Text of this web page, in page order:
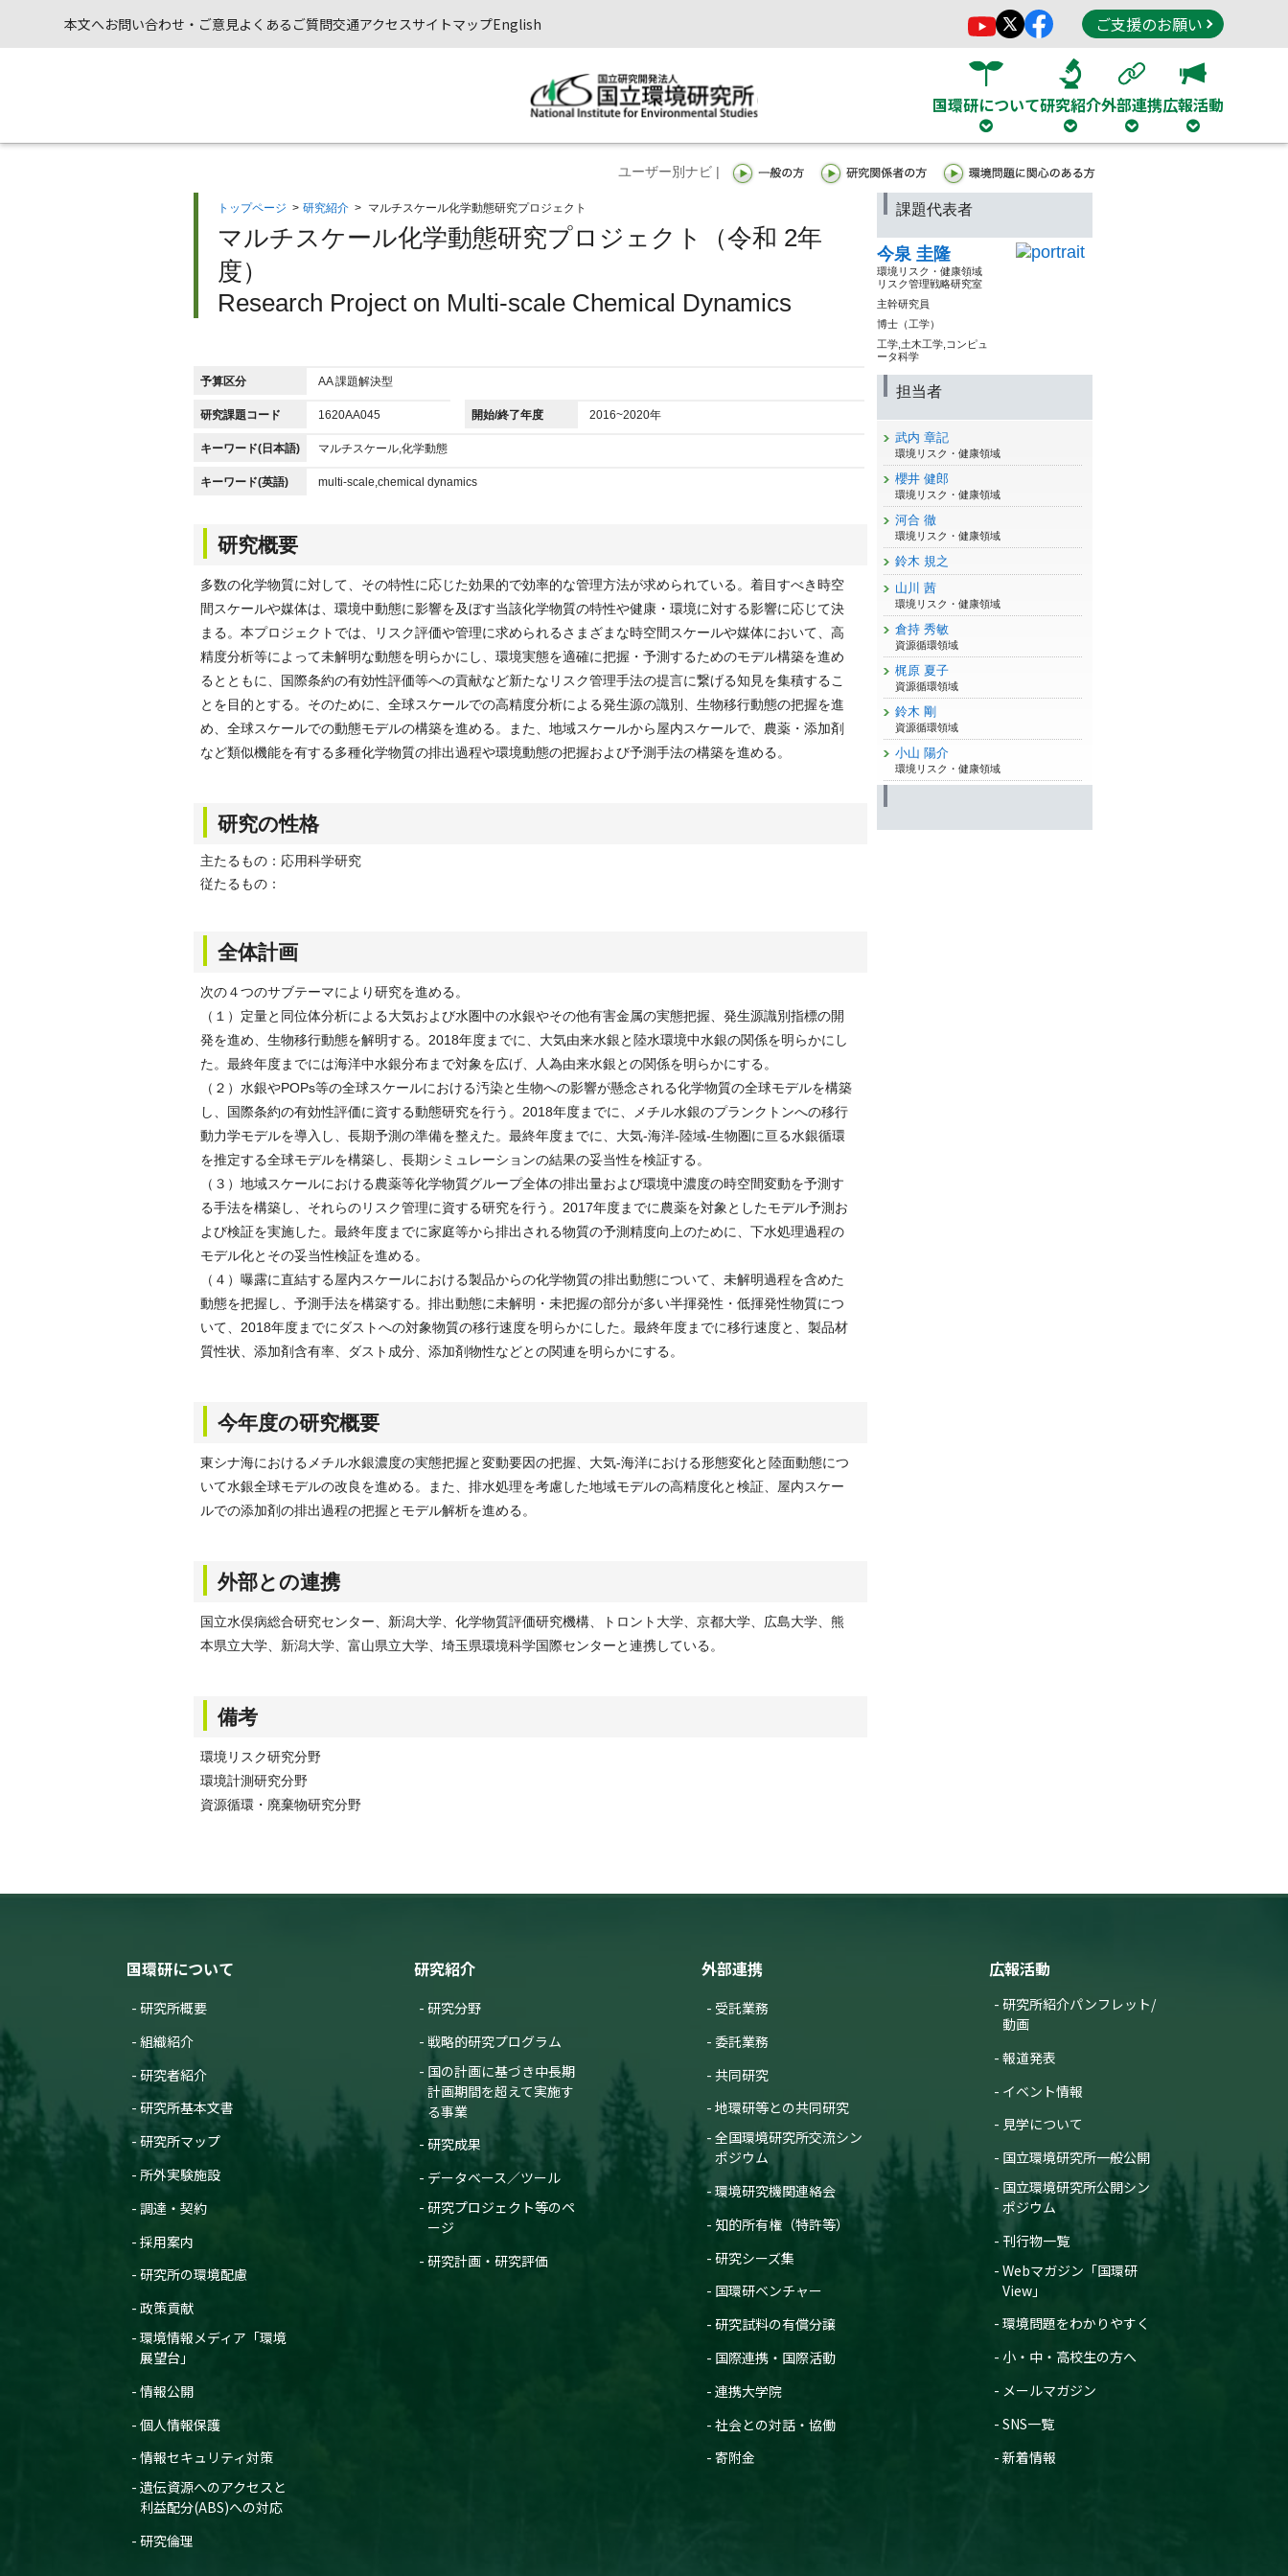
本文へお問い合わせ・ご意見よくあるご質問交通アクセスサイトマップEnglish ご支援のお願い
国環研について研究紹介外部連携広報活動
ユーザー別ナビ |
トップページ > 研究紹介 > マルチスケール化学動態研究プロジェクト
マルチスケール化学動態研究プロジェクト（令和 2年
度）
Research Project on Multi-scale Chemical Dynamics
予算区分 AA 課題解決型
研究課題コード 1620AA045 開始/終了年度 2016~2020年
キーワード(日本語) マルチスケール,化学動態
キーワード(英語) multi-scale,chemical dynamics
研究概要
多数の化学物質に対して、その特性に応じた効果的で効率的な管理方法が求められている。着目すべき時空
間スケールや媒体は、環境中動態に影響を及ぼす当該化学物質の特性や健康・環境に対する影響に応じて決
まる。本プロジェクトでは、リスク評価や管理に求められるさまざまな時空間スケールや媒体において、高
精度分析等によって未解明な動態を明らかにし、環境実態を適確に把握・予測するためのモデル構築を進め
るとともに、国際条約の有効性評価等への貢献など新たなリスク管理手法の提言に繋げる知見を集積するこ
とを目的とする。そのために、全球スケールでの高精度分析による発生源の識別、生物移行動態の把握を進
め、全球スケールでの動態モデルの構築を進める。また、地域スケールから屋内スケールで、農薬・添加剤
など類似機能を有する多種化学物質の排出過程や環境動態の把握および予測手法の構築を進める。
研究の性格
主たるもの：応用科学研究
従たるもの：
全体計画
次の４つのサブテーマにより研究を進める。
（１）定量と同位体分析による大気および水圏中の水銀やその他有害金属の実態把握、発生源識別指標の開
発を進め、生物移行動態を解明する。2018年度までに、大気由来水銀と陸水環境中水銀の関係を明らかにし
た。最終年度までには海洋中水銀分布まで対象を広げ、人為由来水銀との関係を明らかにする。
（２）水銀やPOPs等の全球スケールにおける汚染と生物への影響が懸念される化学物質の全球モデルを構築
し、国際条約の有効性評価に資する動態研究を行う。2018年度までに、メチル水銀のプランクトンへの移行
動力学モデルを導入し、長期予測の準備を整えた。最終年度までに、大気-海洋-陸域-生物圏に亘る水銀循環
を推定する全球モデルを構築し、長期シミュレーションの結果の妥当性を検証する。
（３）地域スケールにおける農薬等化学物質グループ全体の排出量および環境中濃度の時空間変動を予測す
る手法を構築し、それらのリスク管理に資する研究を行う。2017年度までに農薬を対象としたモデル予測お
よび検証を実施した。最終年度までに家庭等から排出される物質の予測精度向上のために、下水処理過程の
モデル化とその妥当性検証を進める。
（４）曝露に直結する屋内スケールにおける製品からの化学物質の排出動態について、未解明過程を含めた
動態を把握し、予測手法を構築する。排出動態に未解明・未把握の部分が多い半揮発性・低揮発性物質につ
いて、2018年度までにダストへの対象物質の移行速度を明らかにした。最終年度までに移行速度と、製品材
質性状、添加剤含有率、ダスト成分、添加剤物性などとの関連を明らかにする。
今年度の研究概要
東シナ海におけるメチル水銀濃度の実態把握と変動要因の把握、大気-海洋における形態変化と陸面動態につ
いて水銀全球モデルの改良を進める。また、排水処理を考慮した地域モデルの高精度化と検証、屋内スケー
ルでの添加剤の排出過程の把握とモデル解析を進める。
外部との連携
国立水俣病総合研究センター、新潟大学、化学物質評価研究機構、トロント大学、京都大学、広島大学、熊
本県立大学、新潟大学、富山県立大学、埼玉県環境科学国際センターと連携している。
備考
環境リスク研究分野
環境計測研究分野
資源循環・廃棄物研究分野
課題代表者
今泉 圭隆
環境リスク・健康領域
リスク管理戦略研究室
主幹研究員
博士（工学）
工学,土木工学,コンピュ
ータ科学
担当者
武内 章記
環境リスク・健康領域
櫻井 健郎
環境リスク・健康領域
河合 徹
環境リスク・健康領域
鈴木 規之
山川 茜
環境リスク・健康領域
倉持 秀敏
資源循環領域
梶原 夏子
資源循環領域
鈴木 剛
資源循環領域
小山 陽介
環境リスク・健康領域
国環研について
研究所概要
組織紹介
研究者紹介
研究所基本文書
研究所マップ
所外実験施設
調達・契約
採用案内
研究所の環境配慮
政策貢献
環境情報メディア「環境
展望台」
情報公開
個人情報保護
情報セキュリティ対策
遺伝資源へのアクセスと
利益配分(ABS)への対応
研究倫理
研究紹介
研究分野
戦略的研究プログラム
国の計画に基づき中長期
計画期間を超えて実施す
る事業
研究成果
データベース／ツール
研究プロジェクト等のペ
ージ
研究計画・研究評価
外部連携
受託業務
委託業務
共同研究
地環研等との共同研究
全国環境研究所交流シン
ポジウム
環境研究機関連絡会
知的所有権（特許等）
研究シーズ集
国環研ベンチャー
研究試料の有償分譲
国際連携・国際活動
連携大学院
社会との対話・協働
寄附金
広報活動
研究所紹介パンフレット/
動画
報道発表
イベント情報
見学について
国立環境研究所一般公開
国立環境研究所公開シン
ポジウム
刊行物一覧
Webマガジン「国環研
View」
環境問題をわかりやすく
小・中・高校生の方へ
メールマガジン
SNS一覧
新着情報